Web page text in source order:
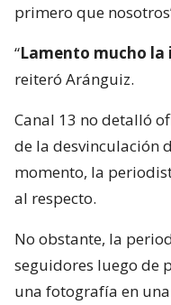
primero que
“Lamento mucho la
reiteró Aránguiz.
Canal 13 no detalló
de la desvinculación
momento, la
al respecto.
No obstante, la
seguidores luego de
una fotografía en